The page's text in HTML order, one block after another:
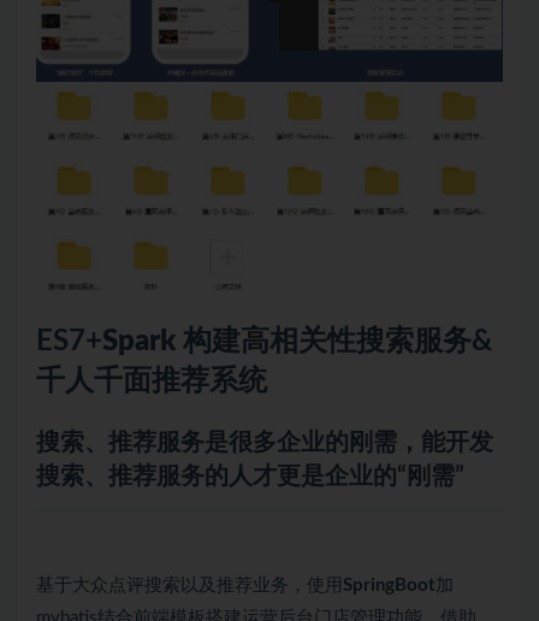
ES7+Spark 构建高相关性搜索服务&
千人千面推荐系统
搜索、推荐服务是很多企业的刚需，能开发
搜索、推荐服务的人才更是企业的“刚需”
基于大众点评搜索以及推荐业务，使用 SpringBoot 加